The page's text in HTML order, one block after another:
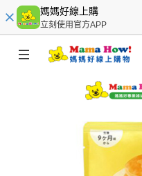
媽媽好線上購
立刻使用官方APP